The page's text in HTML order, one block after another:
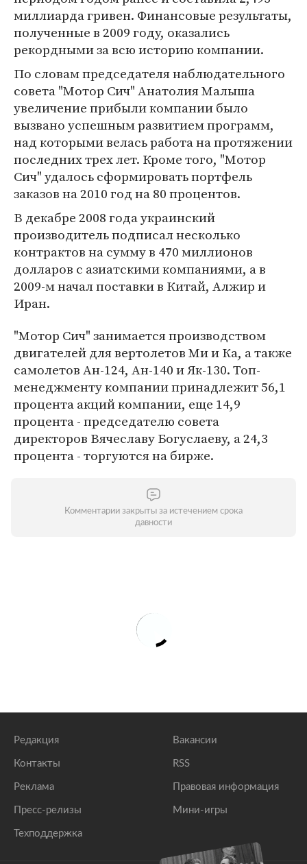
миллиарда гривен. Финансовые результаты,
полученные в 2009 году, оказались
рекордными за всю историю компании.
По словам председателя наблюдательного
совета "Мотор Сич" Анатолия Малыша
увеличение прибыли компании было
вызвано успешным развитием программ,
над которыми велась работа на протяжении
последних трех лет. Кроме того, "Мотор
Сич" удалось сформировать портфель
заказов на 2010 год на 80 процентов.
В декабре 2008 года украинский
производитель подписал несколько
контрактов на сумму в 470 миллионов
долларов с азиатскими компаниями, а в
2009-м начал поставки в Китай, Алжир и
Иран.
"Мотор Сич" занимается производством
двигателей для вертолетов Ми и Ка, а также
самолетов Ан-124, Ан-140 и Як-130. Топ-
менеджменту компании принадлежит 56,1
процента акций компании, еще 14,9
процента - председателю совета
директоров Вячеславу Богуслаеву, а 24,3
процента - торгуются на бирже.
Комментарии закрыты за истечением срока
давности
Редакция
Контакты
Реклама
Пресс-релизы
Техподдержка
Вакансии
RSS
Правовая информация
Мини-игры